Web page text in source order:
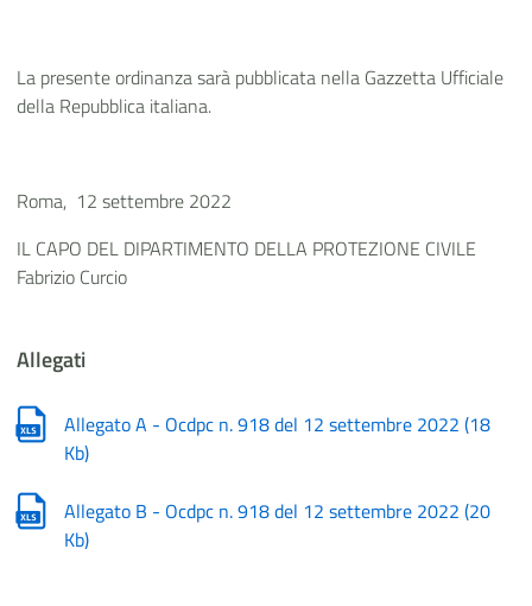
La presente ordinanza sarà pubblicata nella Gazzetta Ufficiale
della Repubblica italiana.
Roma, 12 settembre 2022
IL CAPO DEL DIPARTIMENTO DELLA PROTEZIONE CIVILE
Fabrizio Curcio
Allegati
Allegato A - Ocdpc n. 918 del 12 settembre 2022 (18
Kb)
Allegato B - Ocdpc n. 918 del 12 settembre 2022 (20
Kb)